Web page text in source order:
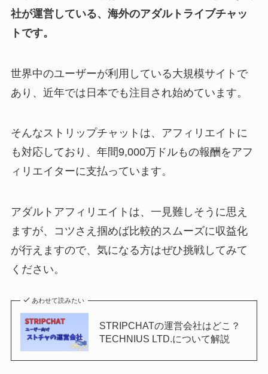
社が運営している、海外のアダルトライブチャッ
トです。
世界中のユーザーが利用している大規模サイトで
あり、近年では日本でも注目され始めています。
そんなストリップチャットは、アフィリエイトに
も対応しており、年間9,000万ドルもの報酬をアフ
ィリエイターに支払っています。
アダルトアフィリエイトは、一見難しそうに思え
ますが、コツさえ掴めば比較的スムーズに収益化
が行えますので、気になる方はぜひ挑戦してみて
ください。
あわせて読みたい
STRIPCHATの運営会社はどこ？
TECHNIUS LTD.について解説